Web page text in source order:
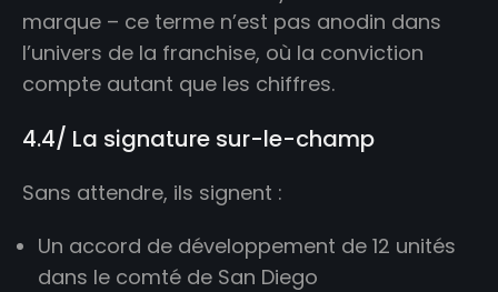
marque – ce terme n’est pas anodin dans
l’univers de la franchise, où la conviction
compte autant que les chiffres.
4.4/ La signature sur-le-champ
Sans attendre, ils signent :
Un accord de développement de 12 unités
dans le comté de San Diego